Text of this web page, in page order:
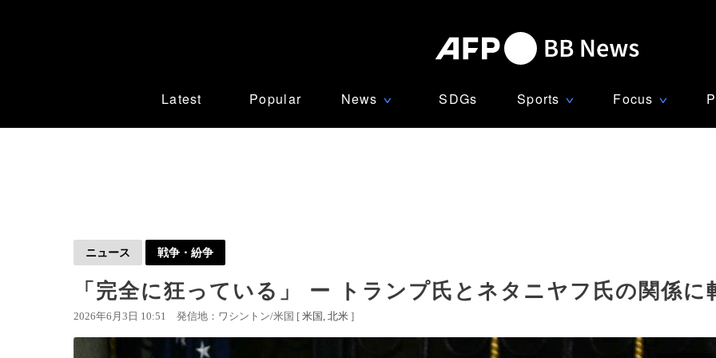
Latest Popular News ∨ SDGs Sports ∨ Focus ∨
ニュース 戦争・紛争
「完全に狂っている」 ー トランプ氏とネタニヤフ氏の関係に
2026年6月3日 10:51 発信地：ワシントン/米国 [ 米国 北米 ]